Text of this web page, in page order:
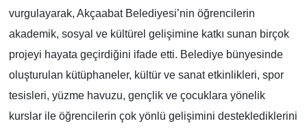
vurgulayarak, Akçaabat Belediyesi’nin öğrencilerin
akademik, sosyal ve kültürel gelişimine katkı sunan birçok
projeyi hayata geçirdiğini ifade etti. Belediye bünyesinde
oluşturulan kütüphaneler, kültür ve sanat etkinlikleri, spor
tesisleri, yüzme havuzu, gençlik ve çocuklara yönelik
kurslar ile öğrencilerin çok yönlü gelişimini desteklediklerini